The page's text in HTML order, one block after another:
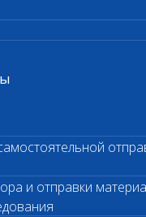
и отправки
и конфиденциальности